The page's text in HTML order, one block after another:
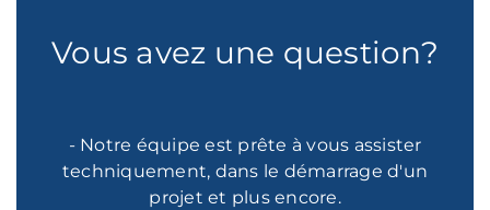
Vous avez une question?
- Notre équipe est prête à vous assister
techniquement, dans le démarrage d'un
projet et plus encore.